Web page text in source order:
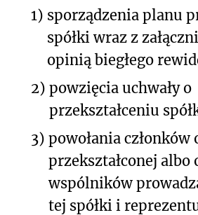
1) sporządzenia planu
spółki wraz z
opinią biegłego
2) powzięcia uchwały o
przekształceniu
3) powołania członków
przekształconej albo
wspólników
tej spółki i